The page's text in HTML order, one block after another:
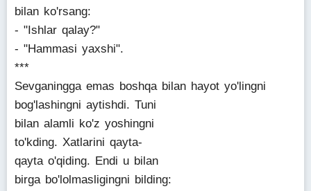
bilan ko'rsang:
- "Ishlar qalay?"
- "Hammasi yaxshi".
***
Sevganingga emas boshqa bilan hayot yo'lingni
bog'lashingni aytishdi. Tuni
bilan alamli ko'z yoshingni
to'kding. Xatlarini qayta-
qayta o'qiding. Endi u bilan
birga bo'lolmasligingni bilding: